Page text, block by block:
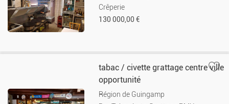
Crêperie
130 000,00 €
tabac / civette grattage centre ville
opportunité
Région de Guingamp